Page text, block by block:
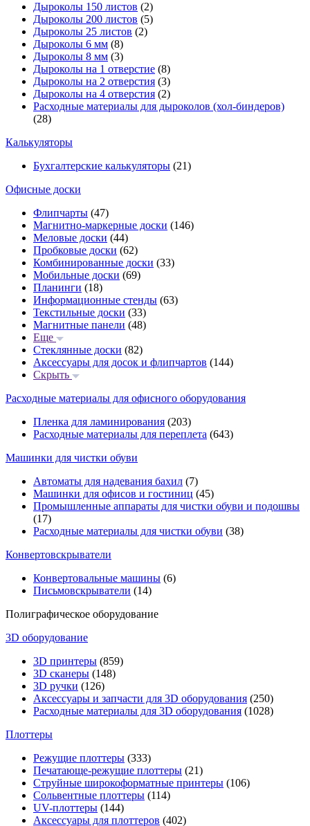
Дыроколы 150 листов (2)
Дыроколы 200 листов (5)
Дыроколы 25 листов (2)
Дыроколы 6 мм (8)
Дыроколы 8 мм (3)
Дыроколы на 1 отверстие (8)
Дыроколы на 2 отверстия (3)
Дыроколы на 4 отверстия (2)
Расходные материалы для дыроколов (хол-биндеров)
(28)
Калькуляторы
Бухгалтерские калькуляторы (21)
Офисные доски
Флипчарты (47)
Магнитно-маркерные доски (146)
Меловые доски (44)
Пробковые доски (62)
Комбинированные доски (33)
Мобильные доски (69)
Планинги (18)
Информационные стенды (63)
Текстильные доски (33)
Магнитные панели (48)
Еще
Стеклянные доски (82)
Аксессуары для досок и флипчартов (144)
Скрыть
Расходные материалы для офисного оборудования
Пленка для ламинирования (203)
Расходные материалы для переплета (643)
Машинки для чистки обуви
Автоматы для надевания бахил (7)
Машинки для офисов и гостиниц (45)
Промышленные аппараты для чистки обуви и подошвы
(17)
Расходные материалы для чистки обуви (38)
Конвертовскрыватели
Конвертовальные машины (6)
Письмовскрыватели (14)
Полиграфическое оборудование
3D оборудование
3D принтеры (859)
3D сканеры (148)
3D ручки (126)
Аксессуары и запчасти для 3D оборудования (250)
Расходные материалы для 3D оборудования (1028)
Плоттеры
Режущие плоттеры (333)
Печатающе-режущие плоттеры (21)
Струйные широкоформатные принтеры (106)
Сольвентные плоттеры (114)
UV-плоттеры (144)
Аксессуары для плоттеров (402)